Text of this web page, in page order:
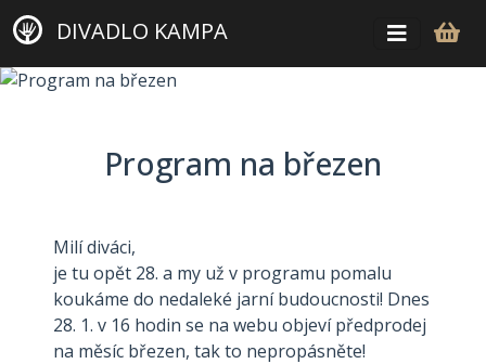
DIVADLO KAMPA
Program na březen
Milí diváci,
je tu opět 28. a my už v programu pomalu
koukáme do nedaleké jarní budoucnosti! Dnes
28. 1. v 16 hodin se na webu objeví předprodej
na měsíc březen, tak to nepropásněte!